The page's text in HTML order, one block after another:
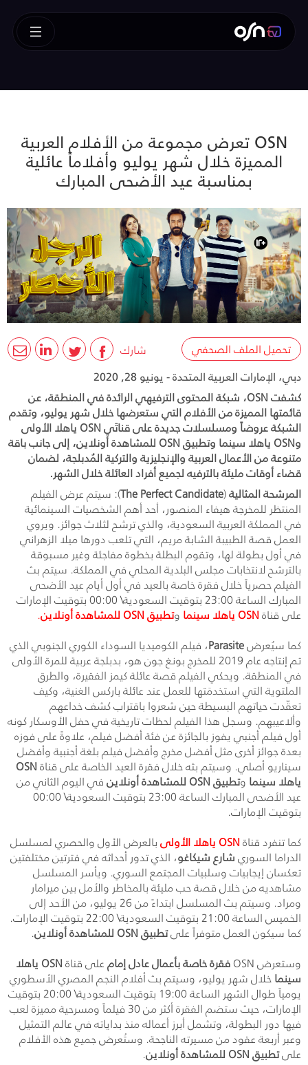
OSN تعرض مجموعة من الأفلام العربية
المميزة خلال شهر يوليو وأفلاماً عائلية
بمناسبة عيد الأضحى المبارك
شارك
تحميل الملف الصحفي
دبي، الإمارات العربية المتحدة - يونيو 28, 2020
كشفت OSN، شبكة المحتوى الترفيهي الرائدة في المنطقة، عن
قائمتها المميزة من الأفلام التي ستعرضها خلال شهر يوليو، وتقدم
الشبكة عروضاً ومسلسلات جديدة على قناتَي OSN ياهلا الأولى
وOSN ياهلا سينما وتطبيق OSN للمشاهدة أونلاين، إلى جانب باقة
متنوعة من الأعمال العربية والإنجليزية والتركية المُدبلجة، لضمان
قضاء أوقات مليئة بالترفيه لجميع أفراد العائلة خلال الشهر.
المرشحة المثالية(
The Perfect Candidate): سيتم عرض الفيلم
المنتظر للمخرجة هيفاء المنصور، أحد أهم الشخصيات السينمائية
في المملكة العربية السعودية، والذي ترشح لثلاث جوائز. ويروي
العمل قصة الطبيبة الشابة مريم، التي تلعب دورها ميلا الزهراني
في أول بطولة لها، وتقوم البطلة بخطوة مفاجئة وغير مسبوقة
بالترشح لانتخابات مجلس البلدية المحلي في المملكة. سيتم بث
الفيلم حصرياً خلال فقرة خاصة بالعيد في أول أيام عيد الأضحى
المبارك الساعة 23:00 بتوقيت السعودية\ 00:00 بتوقيت الإمارات
على قناةOSNياهلا سينماوتطبيقOSNللمشاهدة أونلاين.
كما سيُعرضParasite، فيلم الكوميديا السوداء الكوري الجنوبي الذي
تم إنتاجه عام 2019 للمخرج بونغ جون هو، بدبلجة عربية للمرة الأولى
في المنطقة. ويحكي الفيلم قصة عائلة كيمز الفقيرة، والطرق
الملتوية التي استخدمَتها للعمل عند عائلة باركس الغنية، وكيف
تعقّدت حياتهم البسيطة حين شعروا باقتراب كشف خداعهم
وألاعيبهم. وسجل هذا الفيلم لحظات تاريخية في حفل الأوسكار كونه
أول فيلم أجنبي يفوز بالجائزة عن فئة أفضل فيلم، علاوةً على فوزه
بعدة جوائز أخرى مثل أفضل مخرج وأفضل فيلم بلغة أجنبية وأفضل
سيناريو أصلي. وسيتم بثه خلال فقرة العيد الخاصة على قناةOSN
ياهلا سينماوتطبيقOSNللمشاهدة أونلاينفي اليوم الثاني من
عيد الأضحى المبارك الساعة 23:00 بتوقيت السعودية\ 00:00
بتوقيت الإمارات.
كما تنفرد قناةOSNياهلا الأولىبالعرض الأول والحصري لمسلسل
الدراما السوريشارع شيكاغو، الذي تدور أحداثه في فترتين مختلفتين
تعكسان إيجابيات وسلبيات المجتمع السوري. ويأسر المسلسل
مشاهديه من خلال قصة حب مليئة بالمخاطر والأمل بين ميرامار
ومراد. وسيتم بث المسلسل ابتداءً من 26 يوليو، من الأحد إلى
الخميس الساعة 21:00 بتوقيت السعودية\ 22:00 بتوقيت الإمارات.
كما سيكون العمل متوفراً علىتطبيقOSNللمشاهدة أونلاين.
وستعرضOSNفقرة خاصة بأعمال عادل إمامعلى قناةOSNياهلا
سينماخلال شهر يوليو، وسيتم بث أفلام النجم المصري الأسطوري
يومياً طوال الشهر الساعة 19:00 بتوقيت السعودية\ 20:00 بتوقيت
الإمارات، حيث ستضم الفقرة أكثر من 30 فيلماً ومسرحية مميزة لعب
فيها دور البطولة، وتشمل أبرز أعماله منذ بداياته في عالم التمثيل
وعبر أربعة عقود من مسيرته الناجحة. وستُعرض جميع هذه الأفلام
علىتطبيقOSNللمشاهدة أونلاين.